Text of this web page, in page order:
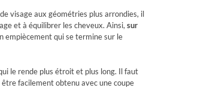
visage aux géométries plus arrondies, il
et à équilibrer les cheveux. Ainsi, sur
empiècement qui se termine sur le
le rende plus étroit et plus long. Il faut
facilement obtenu avec une coupe